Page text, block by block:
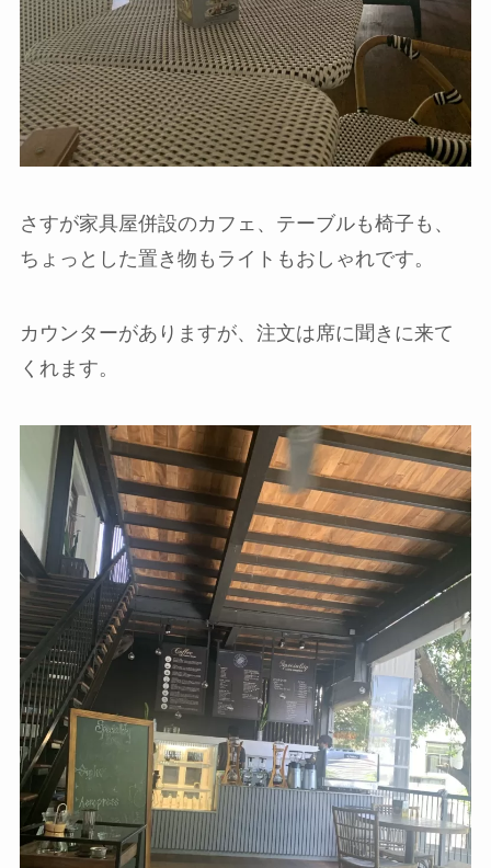
さすが家具屋併設のカフェ、テーブルも椅子も、
ちょっとした置き物もライトもおしゃれです。
カウンターがありますが、注文は席に聞きに来て
くれます。